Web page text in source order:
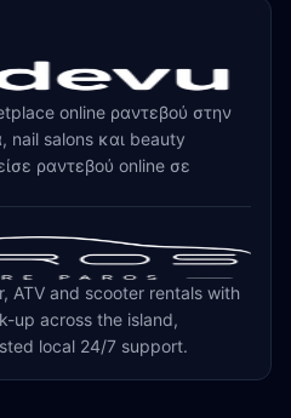
online ραντεβού στην
nail salons και beauty
ραντεβού online σε
ATV and scooter rentals with
up across the island,
local 24/7 support.